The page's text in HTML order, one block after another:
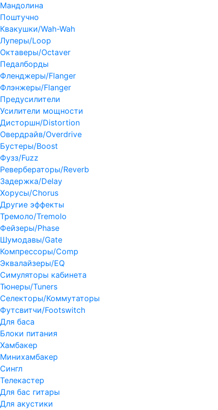
Мандолина
Поштучно
Квакушки/Wah-Wah
Луперы/Loop
Октаверы/Octaver
Педалборды
Фленджеры/Flanger
Флэнжеры/Flanger
Предусилители
Усилители мощности
Дисторшн/Distortion
Овердрайв/Overdrive
Бустеры/Boost
Фузз/Fuzz
Ревербераторы/Reverb
Задержка/Delay
Хорусы/Chorus
Другие эффекты
Тремоло/Tremolo
Фейзеры/Phase
Шумодавы/Gate
Компрессоры/Comp
Эквалайзеры/EQ
Симуляторы кабинета
Тюнеры/Tuners
Селекторы/Коммутаторы
Футсвитчи/Footswitch
Для баса
Блоки питания
Хамбакер
Минихамбакер
Сингл
Телекастер
Для бас гитары
Для акустики